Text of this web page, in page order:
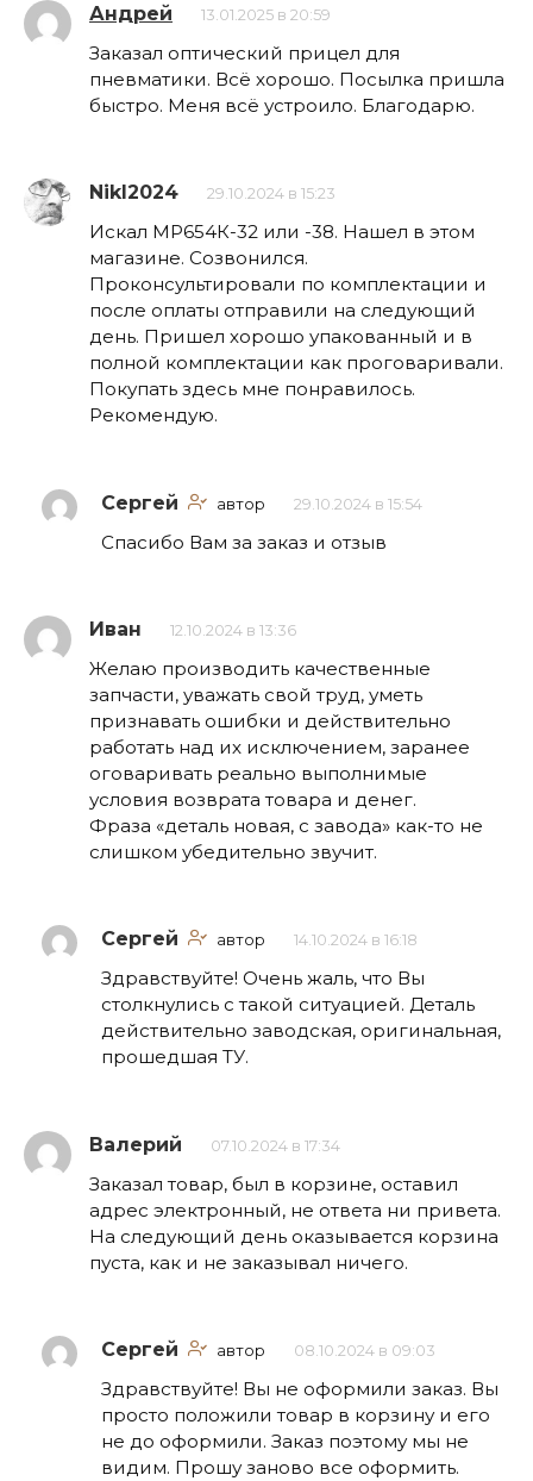
Андрей 13.01.2025 в 20:59
Заказал оптический прицел для
пневматики. Всё хорошо. Посылка пришла
быстро. Меня всё устроило. Благодарю.
NikI2024 29.10.2024 в 15:23
Искал МР654К-32 или -38. Нашел в этом
магазине. Созвонился.
Проконсультировали по комплектации и
после оплаты отправили на следующий
день. Пришел хорошо упакованный и в
полной комплектации как проговаривали.
Покупать здесь мне понравилось.
Рекомендую.
Сергей автор 29.10.2024 в 15:54
Спасибо Вам за заказ и отзыв
Иван 12.10.2024 в 13:36
Желаю производить качественные
запчасти, уважать свой труд, уметь
признавать ошибки и действительно
работать над их исключением, заранее
оговаривать реально выполнимые
условия возврата товара и денег.
Фраза «деталь новая, с завода» как-то не
слишком убедительно звучит.
Сергей автор 14.10.2024 в 16:18
Здравствуйте! Очень жаль, что Вы
столкнулись с такой ситуацией. Деталь
действительно заводская, оригинальная,
прошедшая ТУ.
Валерий 07.10.2024 в 17:34
Заказал товар, был в корзине, оставил
адрес электронный, не ответа ни привета.
На следующий день оказывается корзина
пуста, как и не заказывал ничего.
Сергей автор 08.10.2024 в 09:03
Здравствуйте! Вы не оформили заказ. Вы
просто положили товар в корзину и его
не до оформили. Заказ поэтому мы не
видим. Прошу заново все оформить.